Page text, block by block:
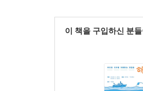
이 책을 구입하신 분